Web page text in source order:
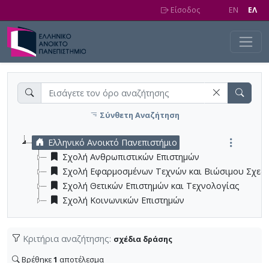
Είσοδος EN EΛ
Σύνθετη Αναζήτηση
Ελληνικό Ανοικτό Πανεπιστήμιο
Σχολή Ανθρωπιστικών Επιστημών
Σχολή Εφαρμοσμένων Τεχνών και Βιώσιμου
Σχολή Θετικών Επιστημών και Τεχνολογίας
Σχολή Κοινωνικών Επιστημών
Κριτήρια αναζήτησης: σχέδια δράσης
Βρέθηκε1 αποτέλεσμα